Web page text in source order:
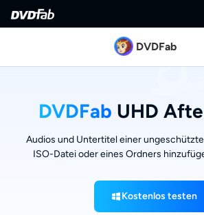
DVDFab
DVDFab UHD
Audios und Untertitel einer
ISO-Datei oder eines Ordners
Kostenlos testen